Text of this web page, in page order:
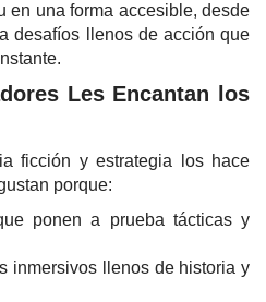
en una forma accesible, desde
desafíos llenos de acción que
Les Encantan los
ficción y estrategia los hace
porque:
ponen a prueba tácticas y
inmersivos llenos de historia y